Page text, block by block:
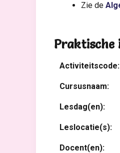
Zie de
Praktische
Activiteitscode:
Cursusnaam:
Lesdag(en):
Leslocatie(s):
Docent(en):